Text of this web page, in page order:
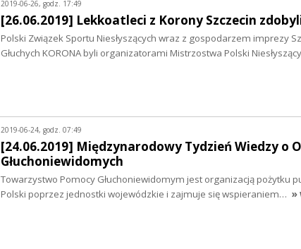
2019-06-26, godz. 17:49
[26.06.2019] Lekkoatleci z Korony Szczecin
Polski Związek Sportu Niesłyszących wraz z gospodarzem imprezy
Głuchych KORONA byli organizatorami Mistrzostwa Polski
2019-06-24, godz. 07:49
[24.06.2019] Międzynarodowy Tydzień Wiedzy o
Głuchoniewidomych
Towarzystwo Pomocy Głuchoniewidomym jest organizacją pożytku
Polski poprzez jednostki wojewódzkie i zajmuje się wspieraniem… »